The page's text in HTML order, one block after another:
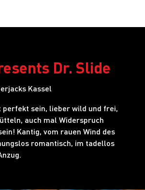
Dr. Slide
Kassel
perfekt sein, lieber wild und frei,
auch mal Widerspruch
Kantig, vom rauen Wind des
romantisch, im tadellos